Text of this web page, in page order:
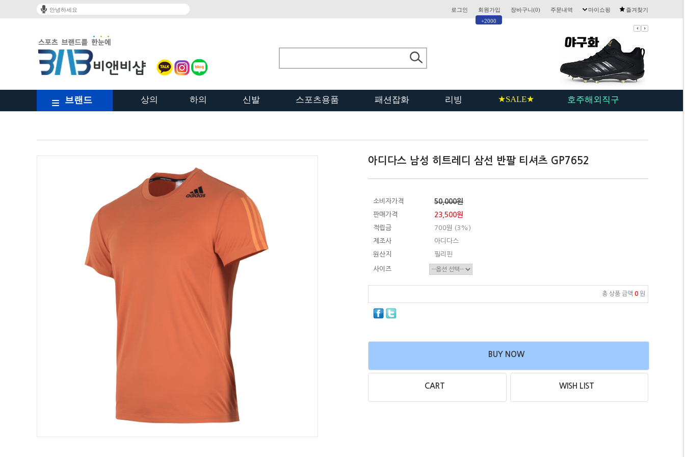
안녕하세요
로그인
+2000
회원가입 장바구니(0) 주문내역 마이쇼핑 즐겨찾기
브랜드 상의 하의 신발 스포츠용품 패션잡화 리빙 ★SALE★ 호주해외직구
아디다스 남성 히트레디 삼선 반팔 티셔츠 GP7652
소비자가격 50,000원
판매가격 23,500원
적립금
700원 (3%)
제조사
아디다스
원산지
필리핀
사이즈
총 상품 금액 0 원
BUY NOW
CART WISH LIST